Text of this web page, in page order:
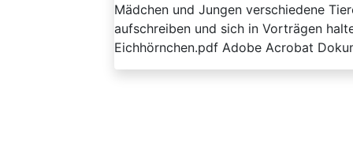
Mädchen und Jungen verschiedene
aufschreiben und sich in Vorträgen
Eichhörnchen.pdf Adobe Acrobat